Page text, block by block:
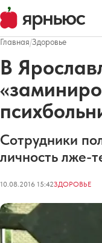
Главная/Здоровье
В
Сотрудники
личность лже-
10.08.2016 15:42ЗДОРОВЬЕ